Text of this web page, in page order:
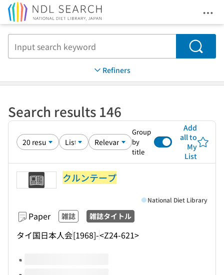
Search
Refiners
Search results 146
Group
by
title
Add
all to
My
List
クルンテープ
Paper 雑誌 雑誌タイトル
タイ国日本人会[1968]-<Z24-621>
National Diet Library
Volumes of this title